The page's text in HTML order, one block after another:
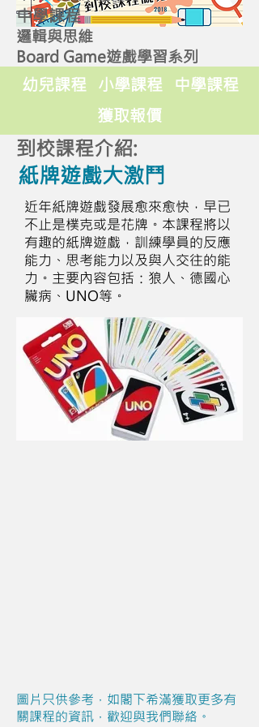
中學課程
邏輯與思維
Board Game遊戲學習系列
幼兒課程 小學課程
中學課程
獲取報價
到校課程介紹:
紙牌遊戲大激鬥
近年紙牌遊戲發展愈來愈快，早已
不止是樸克或是花牌。本課程將以
有趣的紙牌遊戲，訓練學員的反應
能力、思考能力以及與人交往的能
力。主要內容包括：狼人、德國心
臟病、UNO等。
圖片只供參考，如閣下希滿獲取更多有
關課程的資訊，歡迎與我們聯絡。